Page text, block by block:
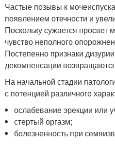
Частые позывы к
появлением отечности и
Поскольку сужается просвет
чувство неполного
Постепенно признаки
декомпенсации
На начальной стадии
с потенцией различного
ослабевание эрекции или
стертый оргазм;
болезненность при